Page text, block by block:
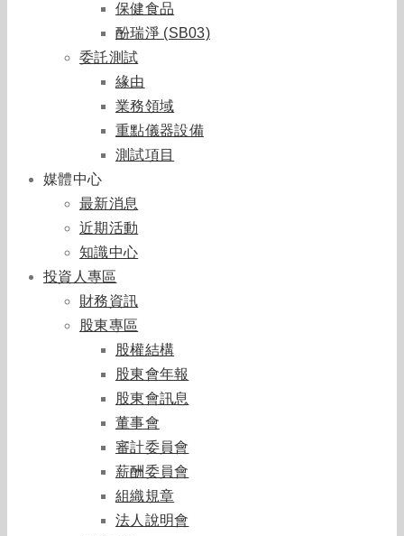
保健食品
酚瑞淨 (SB03)
委託測試
緣由
業務領域
重點儀器設備
測試項目
媒體中心
最新消息
近期活動
知識中心
投資人專區
財務資訊
股東專區
股權結構
股東會年報
股東會訊息
董事會
審計委員會
薪酬委員會
組織規章
法人說明會